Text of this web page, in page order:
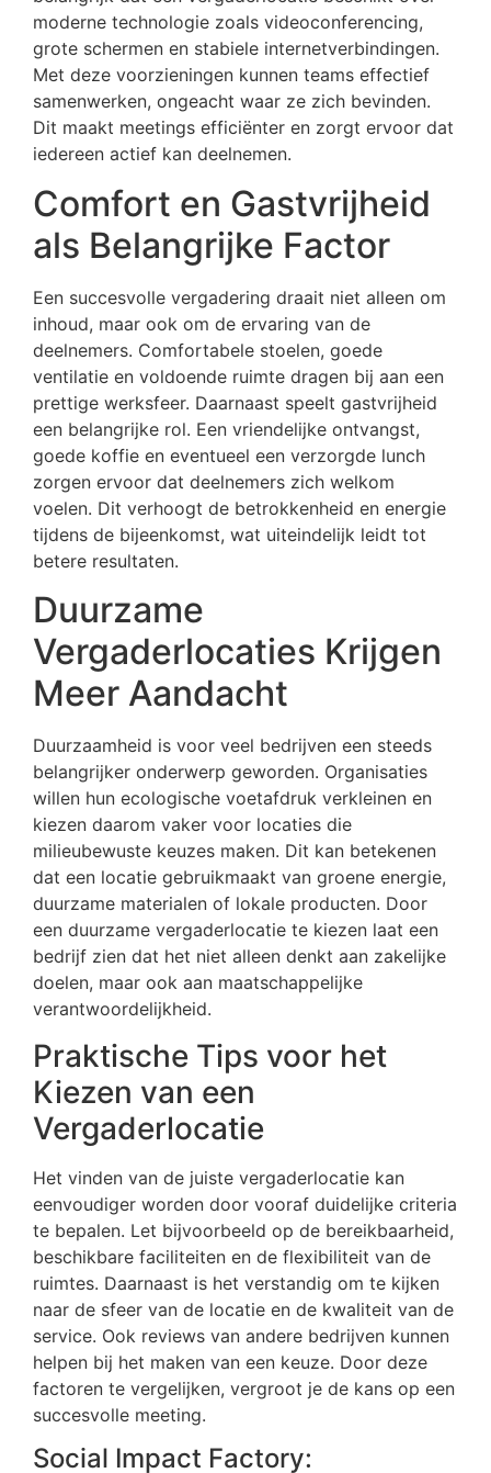
moderne technologie zoals videoconferencing,
grote schermen en stabiele internetverbindingen.
Met deze voorzieningen kunnen teams effectief
samenwerken, ongeacht waar ze zich bevinden.
Dit maakt meetings efficiënter en zorgt ervoor dat
iedereen actief kan deelnemen.
Comfort en Gastvrijheid
als Belangrijke Factor
Een succesvolle vergadering draait niet alleen om
inhoud, maar ook om de ervaring van de
deelnemers. Comfortabele stoelen, goede
ventilatie en voldoende ruimte dragen bij aan een
prettige werksfeer. Daarnaast speelt gastvrijheid
een belangrijke rol. Een vriendelijke ontvangst,
goede koffie en eventueel een verzorgde lunch
zorgen ervoor dat deelnemers zich welkom
voelen. Dit verhoogt de betrokkenheid en energie
tijdens de bijeenkomst, wat uiteindelijk leidt tot
betere resultaten.
Duurzame
Vergaderlocaties Krijgen
Meer Aandacht
Duurzaamheid is voor veel bedrijven een steeds
belangrijker onderwerp geworden. Organisaties
willen hun ecologische voetafdruk verkleinen en
kiezen daarom vaker voor locaties die
milieubewuste keuzes maken. Dit kan betekenen
dat een locatie gebruikmaakt van groene energie,
duurzame materialen of lokale producten. Door
een duurzame vergaderlocatie te kiezen laat een
bedrijf zien dat het niet alleen denkt aan zakelijke
doelen, maar ook aan maatschappelijke
verantwoordelijkheid.
Praktische Tips voor het
Kiezen van een
Vergaderlocatie
Het vinden van de juiste vergaderlocatie kan
eenvoudiger worden door vooraf duidelijke criteria
te bepalen. Let bijvoorbeeld op de bereikbaarheid,
beschikbare faciliteiten en de flexibiliteit van de
ruimtes. Daarnaast is het verstandig om te kijken
naar de sfeer van de locatie en de kwaliteit van de
service. Ook reviews van andere bedrijven kunnen
helpen bij het maken van een keuze. Door deze
factoren te vergelijken, vergroot je de kans op een
succesvolle meeting.
Social Impact Factory: